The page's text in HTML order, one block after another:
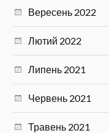
Вересень 2022
Лютий 2022
Липень 2021
Червень 2021
Травень 2021